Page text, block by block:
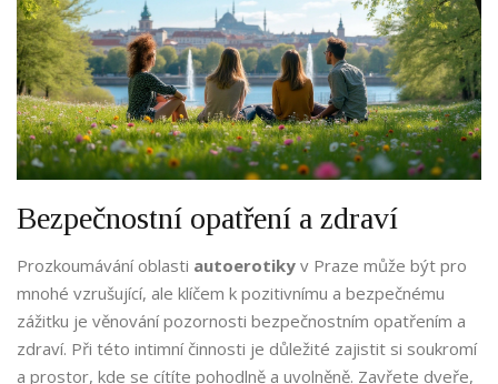
Bezpečnostní opatření a zdraví
Prozkoumávání oblasti autoerotiky v Praze může být pro
mnohé vzrušující, ale klíčem k pozitivnímu a bezpečnému
zážitku je věnování pozornosti bezpečnostním opatřením a
zdraví. Při této intimní činnosti je důležité zajistit si soukromí
a prostor, kde se cítíte pohodlně a uvolněně. Zavřete dveře,